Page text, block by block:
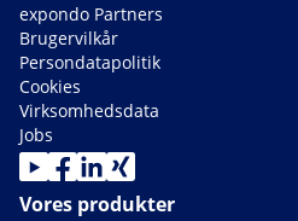
expondo Partners
Brugervilkår
Persondatapolitik
Cookies
Virksomhedsdata
Jobs
Vores produkter